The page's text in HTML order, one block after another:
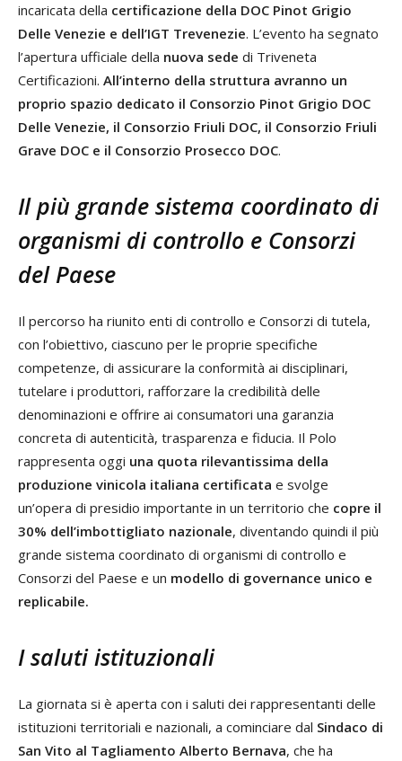
incaricata della certificazione della DOC Pinot Grigio
Delle Venezie e dell’IGT Trevenezie. L’evento ha segnato
l’apertura ufficiale della nuova sede di Triveneta
Certificazioni. All’interno della struttura avranno un
proprio spazio dedicato il Consorzio Pinot Grigio DOC
Delle Venezie, il Consorzio Friuli DOC, il Consorzio Friuli
Grave DOC e il Consorzio Prosecco DOC.
Il più grande sistema coordinato di
organismi di controllo e Consorzi
del Paese
Il percorso ha riunito enti di controllo e Consorzi di tutela,
con l’obiettivo, ciascuno per le proprie specifiche
competenze, di assicurare la conformità ai disciplinari,
tutelare i produttori, rafforzare la credibilità delle
denominazioni e offrire ai consumatori una garanzia
concreta di autenticità, trasparenza e fiducia. Il Polo
rappresenta oggi una quota rilevantissima della
produzione vinicola italiana certificata e svolge
un’opera di presidio importante in un territorio che copre il
30% dell’imbottigliato nazionale, diventando quindi il più
grande sistema coordinato di organismi di controllo e
Consorzi del Paese e un modello di governance unico e
replicabile.
I saluti istituzionali
La giornata si è aperta con i saluti dei rappresentanti delle
istituzioni territoriali e nazionali, a cominciare dal Sindaco di
San Vito al Tagliamento Alberto Bernava, che ha